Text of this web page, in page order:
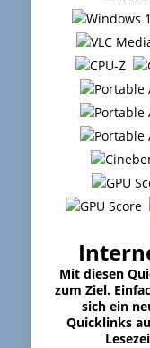
Mit diesen
zum Ziel.
sich ein
Quicklinks